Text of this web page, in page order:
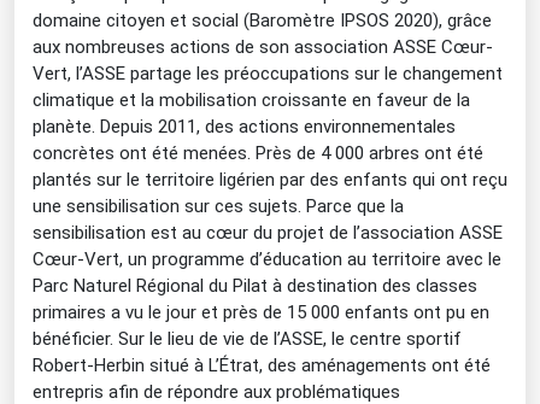
domaine citoyen et social (Baromètre IPSOS 2020), grâce
aux nombreuses actions de son association ASSE Cœur-
Vert, l’ASSE partage les préoccupations sur le changement
climatique et la mobilisation croissante en faveur de la
planète. Depuis 2011, des actions environnementales
concrètes ont été menées. Près de 4 000 arbres ont été
plantés sur le territoire ligérien par des enfants qui ont reçu
une sensibilisation sur ces sujets. Parce que la
sensibilisation est au cœur du projet de l’association ASSE
Cœur-Vert, un programme d’éducation au territoire avec le
Parc Naturel Régional du Pilat à destination des classes
primaires a vu le jour et près de 15 000 enfants ont pu en
bénéficier. Sur le lieu de vie de l’ASSE, le centre sportif
Robert-Herbin situé à L’Étrat, des aménagements ont été
entrepris afin de répondre aux problématiques